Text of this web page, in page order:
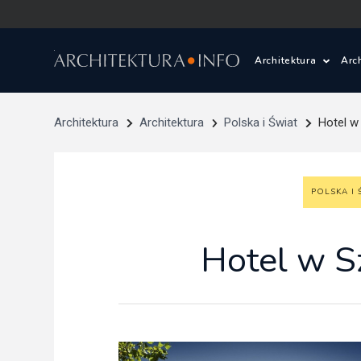
Architektura
Wasze
Architektura
Architektura Architektura Polska i Świat Hotel w
POLSKA I
Hotel w